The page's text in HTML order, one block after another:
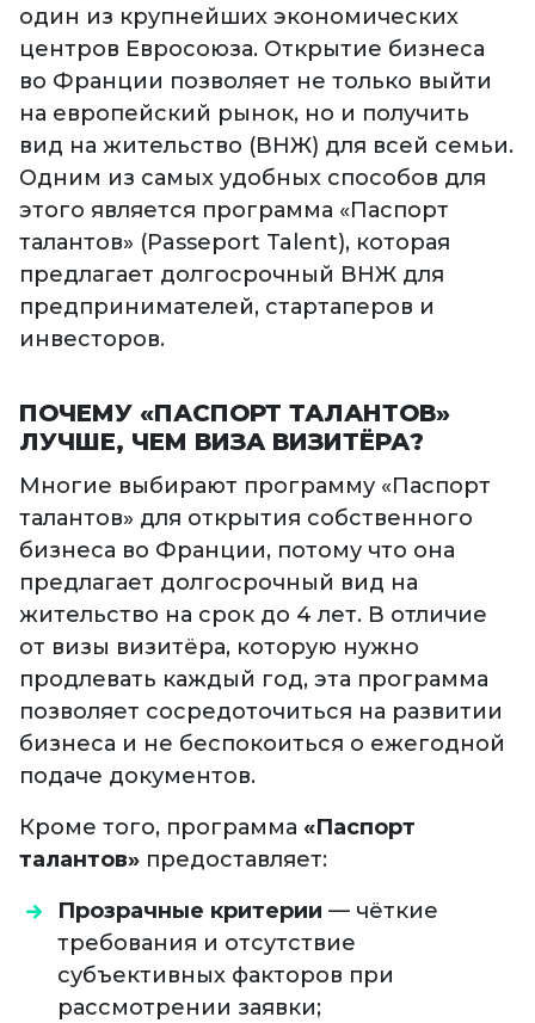
один из крупнейших экономических
центров Евросоюза. Открытие бизнеса
во Франции позволяет не только выйти
на европейский рынок, но и получить
вид на жительство (ВНЖ) для всей семьи.
Одним из самых удобных способов для
этого является программа «Паспорт
талантов» (Passeport Talent), которая
предлагает долгосрочный ВНЖ для
предпринимателей, стартаперов и
инвесторов.
ПОЧЕМУ «ПАСПОРТ ТАЛАНТОВ»
ЛУЧШЕ, ЧЕМ ВИЗА ВИЗИТЁРА?
Многие выбирают программу «Паспорт
талантов» для открытия собственного
бизнеса во Франции, потому что она
предлагает долгосрочный вид на
жительство на срок до 4 лет. В отличие
от визы визитёра, которую нужно
продлевать каждый год, эта программа
позволяет сосредоточиться на развитии
бизнеса и не беспокоиться о ежегодной
подаче документов.
Кроме того, программа «Паспорт
талантов» предоставляет:
Прозрачные критерии — чёткие
требования и отсутствие
субъективных факторов при
рассмотрении заявки;